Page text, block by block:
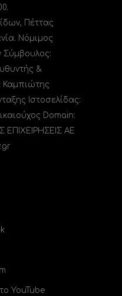
Πέττας
Νόμιμος
&
Καμπιώτης
Ιστοσελίδας:
Domain:
ΕΠΙΧΕΙΡΗΣΕΙΣ ΑΕ
YouTube